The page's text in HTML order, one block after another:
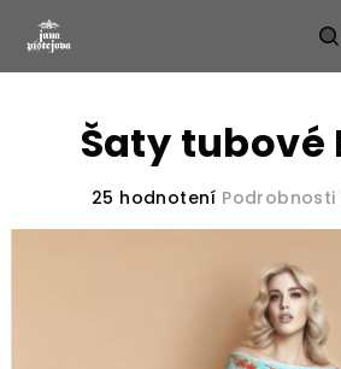
obsah
Šaty tubové
Priemerné
25 hodnotení